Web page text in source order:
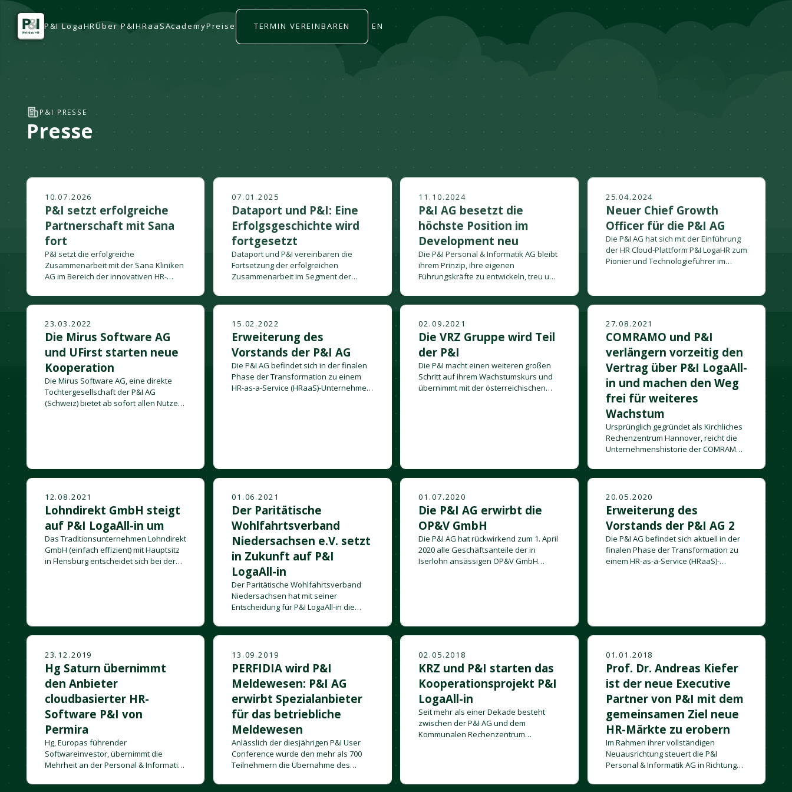
P&I LogaHRÜber P&IHRaaSAcademyPreise TERMIN VEREINBAREN EN
P&I PRESSE
Presse
10.07.2026
P&I setzt erfolgreiche
Partnerschaft mit Sana
fort
P&I setzt die erfolgreiche
Zusammenarbeit mit der Sana Kliniken
AG im Bereich der innovativen HR-
Plattform fort.
07.01.2025
Dataport und P&I: Eine
Erfolgsgeschichte wird
fortgesetzt
Dataport und P&I vereinbaren die
Fortsetzung der erfolgreichen
Zusammenarbeit im Segment der
P&I LogaHR Plattform.
11.10.2024
P&I AG besetzt die
höchste Position im
Development neu
Die P&I Personal & Informatik AG bleibt
ihrem Prinzip, ihre eigenen
Führungskräfte zu entwickeln, treu und
Abdellaoui
25.04.2024
Neuer Chief Growth
Officer für die P&I AG
Die P&I AG hat sich mit der Einführung
der HR Cloud-Plattform P&I LogaHR zum
Pionier und Technologieführer im
23.03.2022
Die Mirus Software AG
und UFirst starten neue
Kooperation
Die Mirus Software AG, eine direkte
Tochtergesellschaft der P&I AG
(Schweiz) bietet ab sofort allen Nutzern
15.02.2022
Erweiterung des
Vorstands der P&I AG
Die P&I AG befindet sich in der finalen
Phase der Transformation zu einem
HR-as-a-Service (HRaaS)-Unternehmen,
02.09.2021
Die VRZ Gruppe wird Teil
der P&I
Die P&I macht einen weiteren großen
Schritt auf ihrem Wachstumskurs und
übernimmt mit der österreichischen
27.08.2021
COMRAMO und P&I
verlängern vorzeitig den
Vertrag über P&I LogaAll-
in und machen den Weg
frei für weiteres
Wachstum
Ursprünglich gegründet als Kirchliches
Rechenzentrum Hannover, reicht die
Unternehmenshistorie der COMRAMO
12.08.2021
Lohndirekt GmbH steigt
auf P&I LogaAll-in um
Das Traditionsunternehmen Lohndirekt
GmbH (einfach effizient) mit Hauptsitz
in Flensburg entscheidet sich bei der
01.06.2021
Der Paritätische
Wohlfahrtsverband
Niedersachsen e.V. setzt
in Zukunft auf P&I
LogaAll-in
Der Paritätische Wohlfahrtsverband
Niedersachsen hat mit seiner
Entscheidung für P&I LogaAll-in die
01.07.2020
Die P&I AG erwirbt die
OP&V GmbH
Die P&I AG hat rückwirkend zum 1. April
2020 alle Geschäftsanteile der in
Iserlohn ansässigen OP&V GmbH
20.05.2020
Erweiterung des
Vorstands der P&I AG 2
Die P&I AG befindet sich aktuell in der
finalen Phase der Transformation zu
einem HR-as-a-Service (HRaaS)-
23.12.2019
Hg Saturn übernimmt
den Anbieter
cloudbasierter HR-
Software P&I von
Permira
Hg, Europas führender
Softwareinvestor, übernimmt die
Mehrheit an der Personal & Informatik
europäischen Anbieter cloudbasierter
13.09.2019
PERFIDIA wird P&I
Meldewesen: P&I AG
erwirbt Spezialanbieter
für das betriebliche
Meldewesen
Anlässlich der diesjährigen P&I User
Conference wurde den mehr als 700
Teilnehmern die Übernahme des
Meldeverfahren UBM-Drecker-
02.05.2018
KRZ und P&I starten das
Kooperationsprojekt P&I
LogaAll-in
Seit mehr als einer Dekade besteht
zwischen der P&I AG und dem
Kommunalen Rechenzentrum
01.01.2018
Prof. Dr. Andreas Kiefer
ist der neue Executive
Partner von P&I mit dem
gemeinsamen Ziel neue
HR-Märkte zu erobern
Im Rahmen ihrer vollständigen
Neuausrichtung steuert die P&I
Personal & Informatik AG in Richtung
den Möglichkeiten, die die